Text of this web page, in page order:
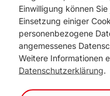
offenen
und einer
Bezirkstreffen in
wichtig der
gemeinsame
politische Arbeit
Einwilligung können
Einsetzung einiger
personenbezogene
angemessenes
Weitere Informationen
Datenschutzerklärung